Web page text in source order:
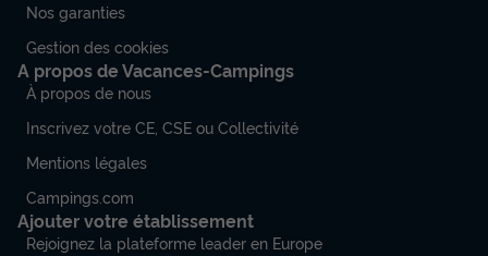
Nos garanties
Gestion des cookies
A propos de Vacances-Campings
À propos de nous
Inscrivez votre CE, CSE ou Collectivité
Mentions légales
Campings.com
Ajouter votre établissement
Rejoignez la plateforme leader en Europe